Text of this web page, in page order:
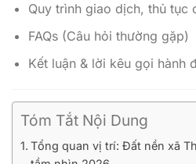
Quy trình giao dịch, thủ tục
FAQs (Câu hỏi thường gặp)
Kết luận & lời kêu gọi hành
Tóm Tắt Nội Dung
Tổng quan vị trí: Đất nền xã